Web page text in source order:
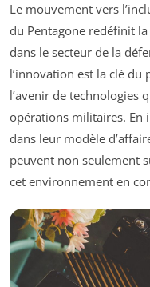
Le mouvement vers
du Pentagone redéfinit
dans le secteur de la
l’innovation est la clé du
l’avenir de technologies
opérations militaires. En
dans leur modèle
peuvent non seulement
cet environnement en